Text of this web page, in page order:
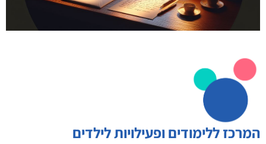
המרכז ללימודים ופעילויות לילדים